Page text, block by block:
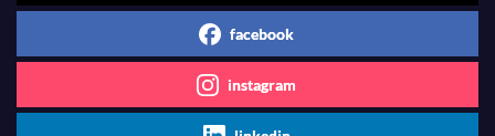
facebook
instagram